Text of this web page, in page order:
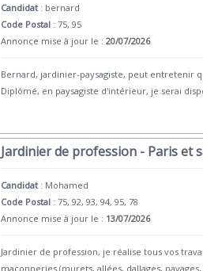
Candidat : bernard
Code Postal : 75, 95
Annonce mise à jour le :20/07/2026
Bernard, jardinier-paysagiste, peut entretenir
Diplômé, en paysagiste d'intérieur, je serai
Jardinier de profession - Paris et
Candidat : Mohamed
Code Postal : 75, 92, 93, 94, 95, 78
Annonce mise à jour le : 13/07/2026
Jardinier de profession, je réalise tous vos
maçonneries (murets, allées, dallages,